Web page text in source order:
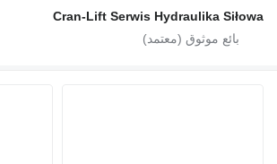
Cran-Lift Serwis